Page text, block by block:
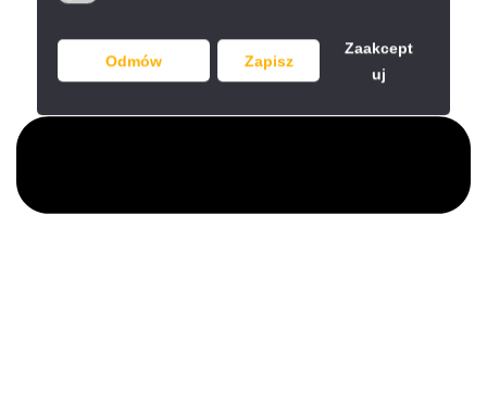
Odmów Zapisz
Zaakcept
uj